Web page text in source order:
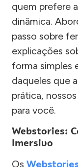
quem prefere
dinâmica.
passo sobre
explicações
forma simples
daqueles que
prática,
para você.
Webstories:
Imersivo
Os